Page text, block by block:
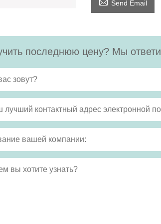
Send Email
последнюю цену? Мы